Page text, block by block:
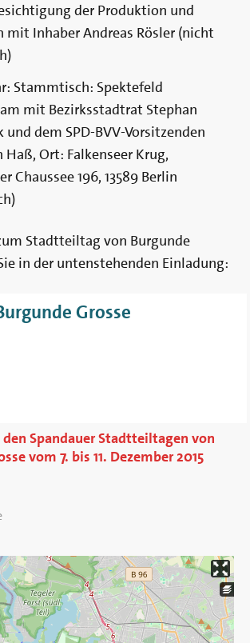
der Produktion und
mit Inhaber Andreas Rösler (nicht
Stammtisch: Spektefeld
mit Bezirksstadtrat Stephan
und dem SPD-BVV-Vorsitzenden
Ort: Falkenseer Krug,
Chaussee 196, 13589 Berlin
Stadtteiltag von Burgunde
in der untenstehenden Einladung:
Grosse
Spandauer Stadtteiltagen von
vom 7. bis 11. Dezember 2015